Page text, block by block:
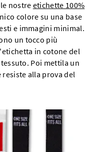
nostre etichette 100%
colore su una base
e immagini minimal.
un tocco più
in cotone del
Poi mettila un
resiste alla prova del